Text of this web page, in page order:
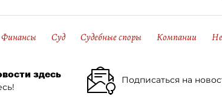
Финансы Суд Судебные споры Компании
здесь Подписаться на